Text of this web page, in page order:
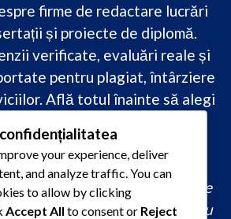
firme de redactare lucrări
și proiecte de diplomă.
verificate, evaluări reale și
pentru plagiat, întârziere
Află totul înainte să alegi
pe PareriLucrareLicenta.ro.
de licență originală, redactare
ajutor profesional pentru
your experience, deliver
and analyze traffic. You can
to allow by clicking
Accept All to consent or Reject